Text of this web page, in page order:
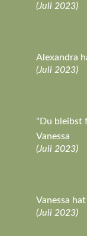
(Juli 2023)
Alexandra
(Juli 2023)
"Du bleibst
Vanessa
(Juli 2023)
Vanessa
(Juli 2023)